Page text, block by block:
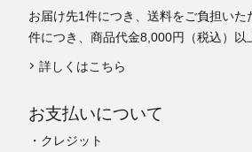
お届け先1件につき、送料をご負担いた
件につき、商品代金8,000円（税込）以
詳しくはこちら
お支払いについて
・クレジット